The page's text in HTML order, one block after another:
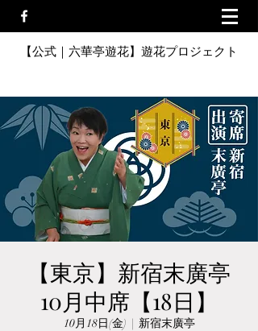
【公式｜六華亭遊花】遊花プロジェクト
【東京】新宿末廣亭
10月中席【18日】
10月18日(金)
  |
新宿末廣亭